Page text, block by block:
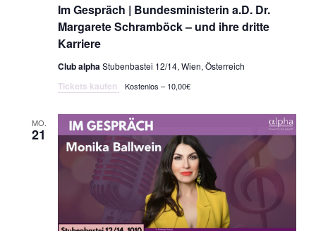
Im Gespräch | Bundesministerin a.D. Dr.
Margarete Schramböck – und ihre dritte
Karriere
Club alphaStubenbastei 12/14, Wien, Österreich
Tickets kaufen Kostenlos – 10,00€
MO.
21